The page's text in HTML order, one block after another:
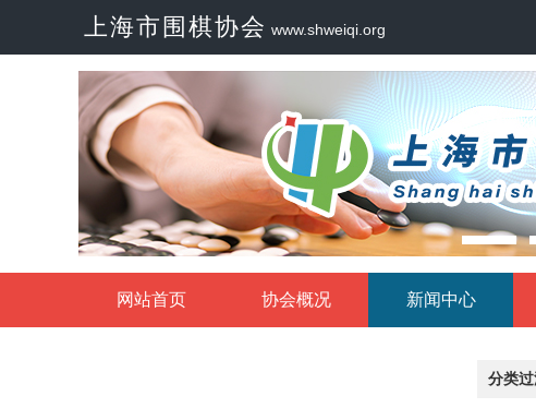
上海市围棋协会 www.shweiqi.org
网站首页 协会概况 新闻中心
分类过